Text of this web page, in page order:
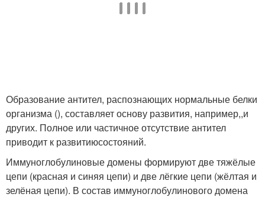
Образование антител, распознающих нормальные белки
организма (), составляет основу развития, например,,и
других. Полное или частичное отсутствие антител
приводит к развитиюсостояний.
Иммуноглобулиновые домены формируют две тяжёлые
цепи (красная и синяя цепи) и две лёгкие цепи (жёлтая и
зелёная цепи). В состав иммуноглобулинового домена